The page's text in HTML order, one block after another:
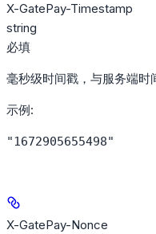
X-GatePay-Timestamp
string
必填
毫秒级时间戳，与服务端时
示例:
"1672905655498"
X-GatePay-Nonce